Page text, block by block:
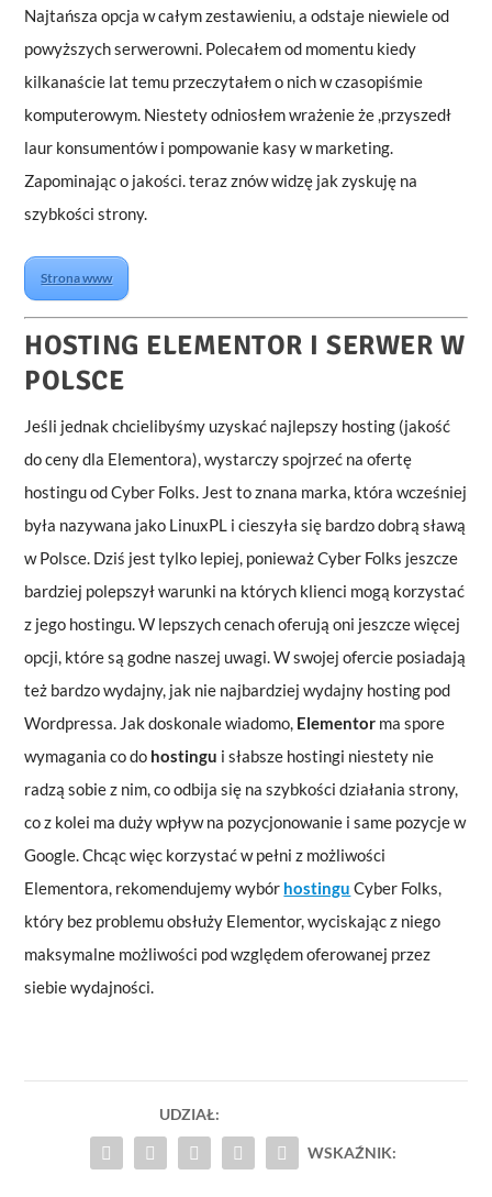
Najtańsza opcja w całym zestawieniu, a odstaje niewiele od
powyższych serwerowni. Polecałem od momentu kiedy
kilkanaście lat temu przeczytałem o nich w czasopiśmie
komputerowym. Niestety odniosłem wrażenie że ,przyszedł
laur konsumentów i pompowanie kasy w marketing.
Zapominając o jakości. teraz znów widzę jak zyskuję na
szybkości strony.
Strona www
HOSTING ELEMENTOR I SERWER W
POLSCE
Jeśli jednak chcielibyśmy uzyskać najlepszy hosting (jakość
do ceny dla Elementora), wystarczy spojrzeć na ofertę
hostingu od Cyber Folks. Jest to znana marka, która wcześniej
była nazywana jako LinuxPL i cieszyła się bardzo dobrą sławą
w Polsce. Dziś jest tylko lepiej, ponieważ Cyber Folks jeszcze
bardziej polepszył warunki na których klienci mogą korzystać
z jego hostingu. W lepszych cenach oferują oni jeszcze więcej
opcji, które są godne naszej uwagi. W swojej ofercie posiadają
też bardzo wydajny, jak nie najbardziej wydajny hosting pod
Wordpressa. Jak doskonale wiadomo, Elementor ma spore
wymagania co do hostingu i słabsze hostingi niestety nie
radzą sobie z nim, co odbija się na szybkości działania strony,
co z kolei ma duży wpływ na pozycjonowanie i same pozycje w
Google. Chcąc więc korzystać w pełni z możliwości
Elementora, rekomendujemy wybór hostingu Cyber Folks,
który bez problemu obsłuży Elementor, wyciskając z niego
maksymalne możliwości pod względem oferowanej przez
siebie wydajności.
UDZIAŁ:
WSKAŹNIK: